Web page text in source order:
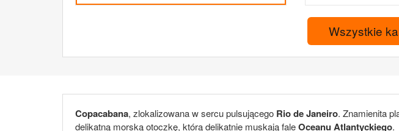
Wszystkie
Copacabana, zlokalizowana w sercu pulsującego Rio de Janeiro. Znamienita
delikatną morską otoczkę, którą delikatnie muskają faleOceanu Atlantyckiego.